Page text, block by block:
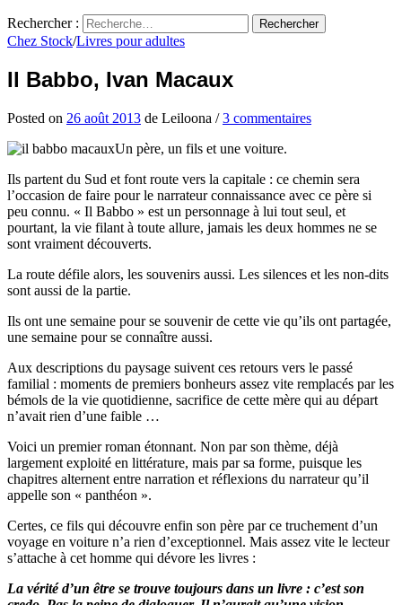
Rechercher :
Chez Stock/Livres pour adultes
Il Babbo, Ivan Macaux
Posted on 26 août 2013 de Leiloona / 3 commentaires
Un père, un fils et une voiture.
Ils partent du Sud et font route vers la capitale : ce chemin sera
l’occasion de faire pour le narrateur connaissance avec ce père si
peu connu. « Il Babbo » est un personnage à lui tout seul, et
pourtant, la vie filant à toute allure, jamais les deux hommes ne se
sont vraiment découverts.
La route défile alors, les souvenirs aussi. Les silences et les non-dits
sont aussi de la partie.
Ils ont une semaine pour se souvenir de cette vie qu’ils ont partagée,
une semaine pour se connaître aussi.
Aux descriptions du paysage suivent ces retours vers le passé
familial : moments de premiers bonheurs assez vite remplacés par les
bémols de la vie quotidienne, sacrifice de cette mère qui au départ
n’avait rien d’une faible …
Voici un premier roman étonnant. Non par son thème, déjà
largement exploité en littérature, mais par sa forme, puisque les
chapitres alternent entre narration et réflexions du narrateur qu’il
appelle son « panthéon ».
Certes, ce fils qui découvre enfin son père par ce truchement d’un
voyage en voiture n’a rien d’exceptionnel. Mais assez vite le lecteur
s’attache à cet homme qui dévore les livres :
La vérité d’un être se trouve toujours dans un livre : c’est son